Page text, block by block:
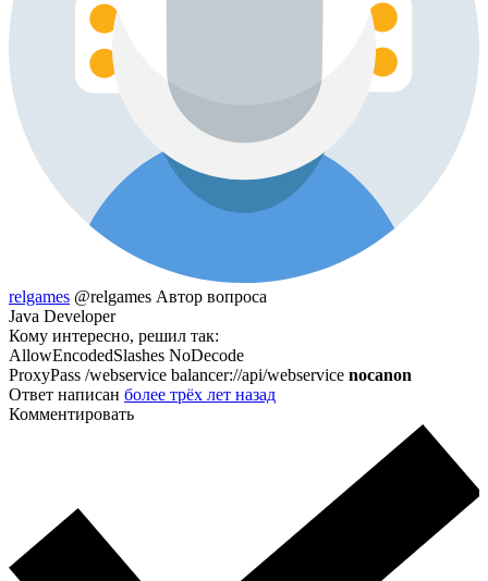
relgames @relgames Автор вопроса
Java Developer
Кому интересно, решил так:
AllowEncodedSlashes NoDecode
ProxyPass /webservice balancer://api/webservice nocanon
Ответ написан более трёх лет назад
Комментировать